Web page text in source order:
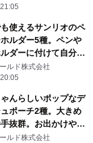
使えるサンリオのペ
ルダー5種。ペンや
ダーに付けて自分だ
う
ルド株式会社
んらしいポップなデ
ポーチ2種。大きめ
抜群。お出かけや旅
ルド株式会社